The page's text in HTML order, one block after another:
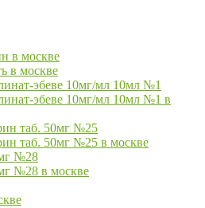
в москве
в москве
эбеве 10мг/мл 10мл №1
эбеве 10мг/мл 10мл №1 в
таб. 50мг №25
таб. 50мг №25 в москве
№28
№28 в москве